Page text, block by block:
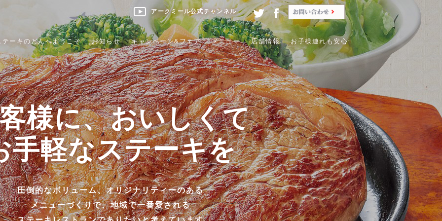
アークミール公式チャンネル
テーキのどんへようこそ お知らせ キャンペーン&フェア メニュー 店舗情報 お子様連れも安心
様に、おいしくて
手軽なステーキを
圧倒的なボリューム、オリジナリティーのある
メニューづくりで、地域で一番愛される